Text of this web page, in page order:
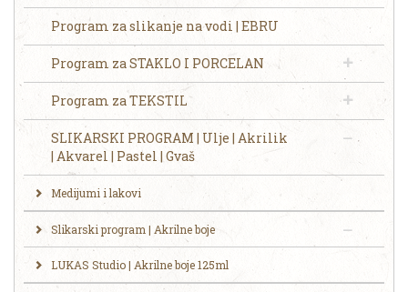
Program za slikanje na vodi | EBRU
Program za STAKLO I PORCELAN
Program za TEKSTIL
SLIKARSKI PROGRAM | Ulje | Akrilik
| Akvarel | Pastel | Gvaš
Medijumi i lakovi
Slikarski program | Akrilne boje
LUKAS Studio | Akrilne boje 125ml